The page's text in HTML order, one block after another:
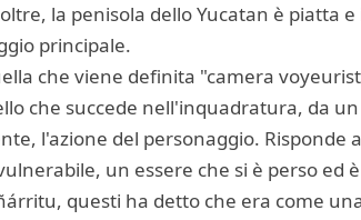
la penisola dello Yucatan è piatta
principale.
che viene definita "camera
che succede nell'inquadratura, da
l'azione del personaggio.
un essere che si è perso ed
questi ha detto che era come